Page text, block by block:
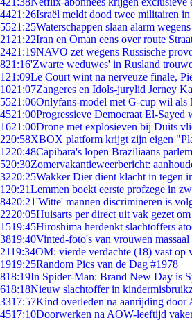
4421:26Israël meldt dood twee militairen
5521:25Waterschappen slaan alarm
21 21:22Iran en Oman eens over route
2421:19NAVO zet wegens Russische
821:16'Zwarte weduwes' in Rusland
1 21:09Le Court wint na nerveuze finale,
1021:07Zangeres en Idols-jurylid Jerney
5521:06Onlyfans-model met G-cup wil als
4521:00Progressieve Democraat El-
1621:00Drone met explosieven bij Duits
220:58XBOX platform krijgt zijn eigen
1220:48Capibara's lopen Braziliaans
520:30Zomervakantieweerbericht:
3220:25Wakker Dier dient klacht in tegen
1 20:21Lemmen boekt eerste profzege in
8420:21'Witte' mannen discrimineren is
2220:05Huisarts per direct uit vak gezet
1519:45Hiroshima herdenkt slachtoffers
3819:40Vinted-foto's van vrouwen massaal
2119:34OM: vierde verdachte (18) vast op
1919:25Random Pics van de Dag #1978
818:19In Spider-Man: Brand New Day is
618:18Nieuw slachtoffer in
3317:57Kind overleden na aanrijding door
4517:10Doorwerken na AOW-leeftijd